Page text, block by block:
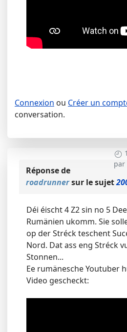
Connexion ou Créer un
conversation.
par
Réponse de
roadrunnersur le sujet
Déi éischt 4 Z2 sin no 5
Rumänien ukomm. Sie
op der Stréck teschent
Nord. Dat ass eng Stréck
Stonnen...
Ee rumänesche Youtuber
Video gescheckt: